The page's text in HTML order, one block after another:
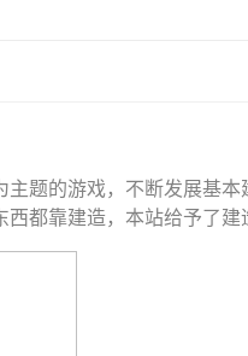
题的游戏，不断发展基
都靠建造，本站给予了